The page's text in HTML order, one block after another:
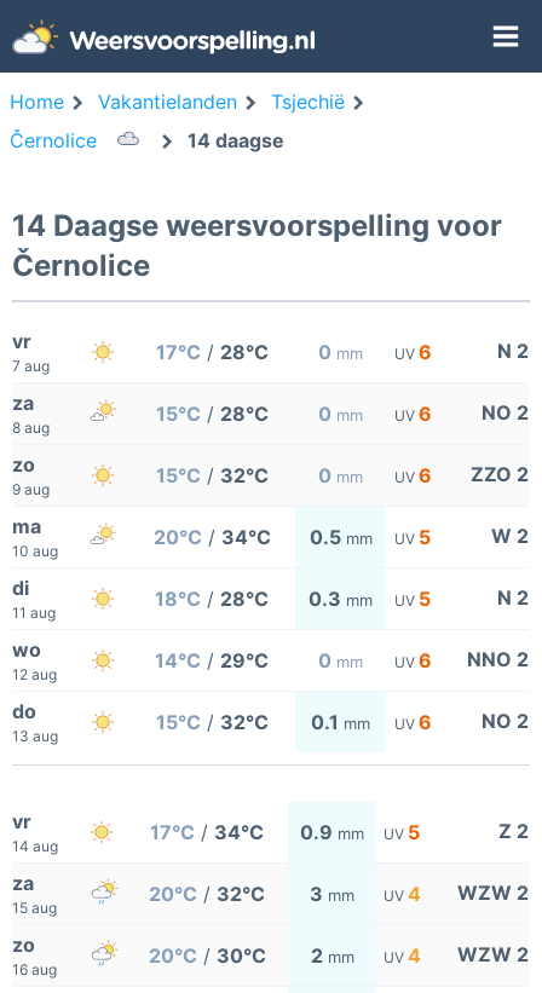
Home Vakantielanden
Tsjechië
Černolice
14 daagse
14 Daagse weersvoorspelling voor
Černolice
vr
7 aug
17°C / 28°C 0 mm UV 6 N 2
za
8 aug
15°C / 28°C 0 mm UV 6 NO 2
zo
9 aug
15°C / 32°C 0 mm UV 6 ZZO 2
ma
10 aug
20°C / 34°C 0.5 mm UV 5 W 2
di
11 aug
18°C / 28°C 0.3 mm UV 5 N 2
wo
12 aug
14°C / 29°C 0 mm UV 6 NNO 2
do
13 aug
15°C / 32°C 0.1 mm UV 6 NO 2
vr
14 aug
17°C / 34°C 0.9 mm UV 5 Z 2
za
15 aug
20°C / 32°C 3 mm UV 4 WZW 2
zo
16 aug
20°C / 30°C 2 mm UV 4 WZW 2